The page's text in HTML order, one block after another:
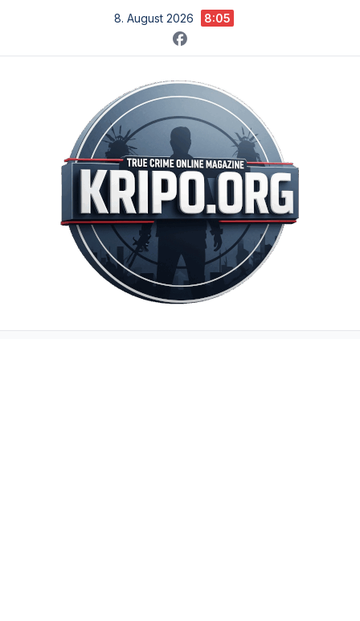
springen
8. August 2026 8:05